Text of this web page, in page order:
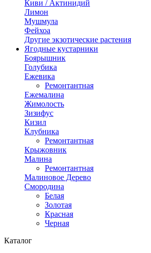
Киви / Актинидий
Лимон
Мушмула
Фейхоа
Другие экзотические растения
Ягодные кустарники
Боярышник
Голубика
Ежевика
Ремонтантная
Ежемалина
Жимолость
Зизифус
Кизил
Клубника
Ремонтантная
Крыжовник
Малина
Ремонтантная
Малиновое Дерево
Смородина
Белая
Золотая
Красная
Черная
Каталог